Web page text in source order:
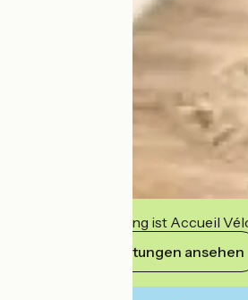
Diese Einrichtung ist Accueil
Ihre Verpflichtungen ansehen